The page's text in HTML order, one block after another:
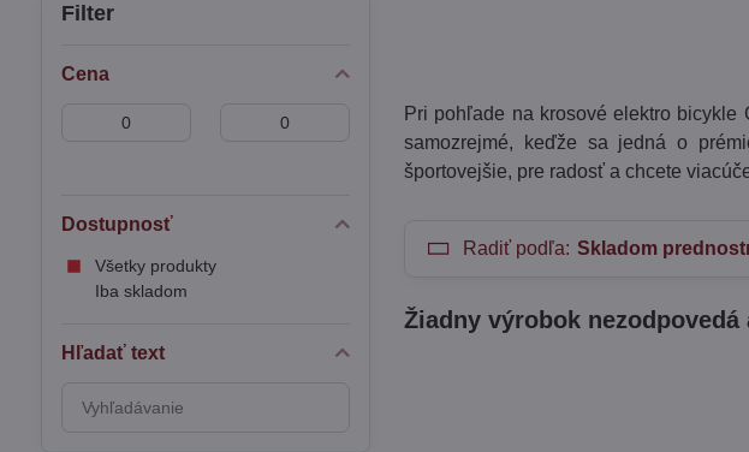
Pri pohľade na krosové elektro
samozrejmé, keďže sa jedná o
športovejšie, pre radosť a chcete
Radiť podľa: Skladom
Filter
Cena
Dostupnosť
Všetky produkty
Iba skladom
Hľadať text
výsledky